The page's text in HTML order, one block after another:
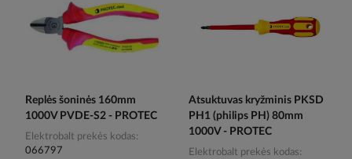
Replės šoninės 160mm
1000V PVDE-S2 - PROTEC
Elektrobalt prekės kodas
066797
Atsuktuvas kryžminis PKSD
PH1 (philips PH) 80mm
1000V - PROTEC
Elektrobalt prekės kodas